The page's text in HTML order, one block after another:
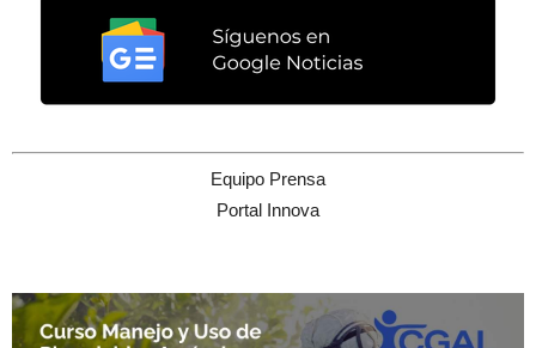
Equipo Prensa
Portal Innova